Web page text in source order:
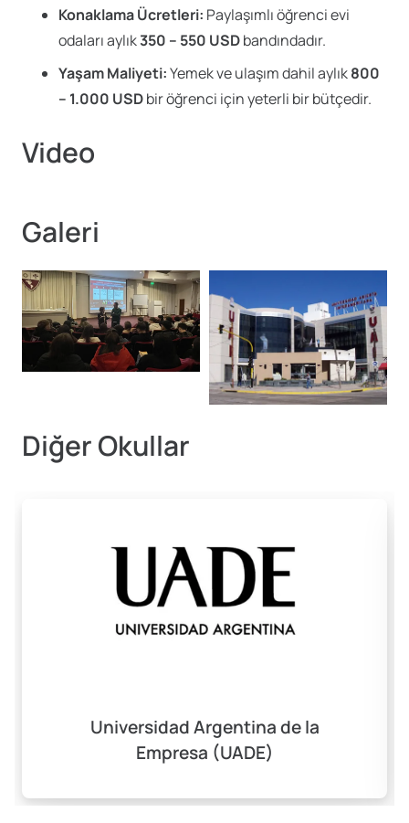
Konaklama Ücretleri: Paylaşımlı öğrenci evi
odaları aylık350 – 550 USDbandındadır.
Yaşam Maliyeti:Yemek ve ulaşım dahil aylık800
– 1.000 USDbir öğrenci için yeterli bir bütçedir.
Video
Galeri
Diğer Okullar
Universidad Argentina de la
Empresa (UADE)